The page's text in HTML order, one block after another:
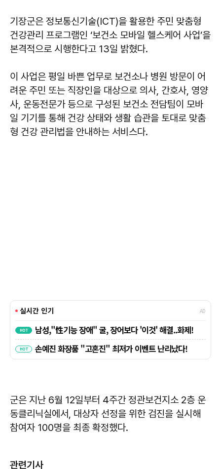
기장군은 정보통신기술(ICT)을 활용한 주민 맞춤형
건강관리 프로그램인 ‘보건소 모바일 헬스케어 사업’을
본격적으로 시행한다고 13일 밝혔다.
이 사업은 평일 바쁜 업무로 보건소나 병원 방문이 어
려운 주민 또는 직장인을 대상으로 의사, 간호사, 영양
사, 운동전문가 등으로 구성된 보건소 전담팀이 모바
일 기기를 통해 건강 상태와 생활 습관을 토대로 맞춤
형 건강 관리법을 안내하는 서비스다.
군은 지난 6월 12일부터 4주간 정관보건지소 2층 운
동클리닉실에서, 대상자 선정을 위한 검진을 실시해
참여자 100명을 최종 확정했다.
관련기사